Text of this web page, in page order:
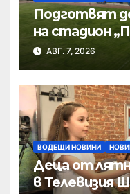
Подготвят
на стадион
АВГ. 7, 2026
ВОДЕЩИ НОВИНИ
Деца от
в Телевизия